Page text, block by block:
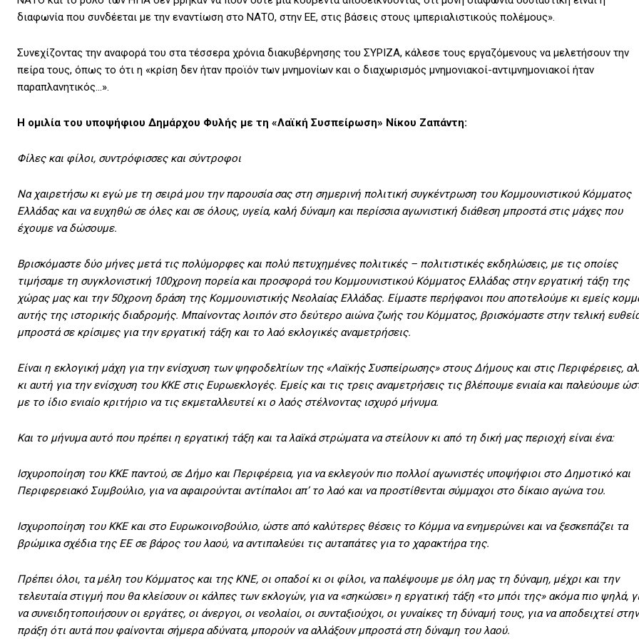
διαφωνία που συνδέεται με την εναντίωση στο ΝΑΤΟ, στην ΕΕ, στις βάσεις στους ιμπεριαλιστικούς πολέμους».
Συνεχίζοντας την αναφορά του στα τέσσερα χρόνια διακυβέρνησης του ΣΥΡΙΖΑ, κάλεσε τους εργαζόμενους να μελετήσουν την
πείρα τους, όπως το ότι η «κρίση δεν ήταν προϊόν των μνημονίων και ο διαχωρισμός μνημονιακοί-αντιμνημονιακοί ήταν
παραπλανητικός…».
Η ομιλία του υποψήφιου Δημάρχου Φυλής με τη «Λαϊκή Συσπείρωση» Νίκου Ζαπάντη:
Φίλες και φίλοι, συντρόφισσες και σύντροφοι
Nα χαιρετήσω κι εγώ με τη σειρά μου την παρουσία σας στη σημερινή πολιτική συγκέντρωση του Κομμουνιστικού Κόμματος
Ελλάδας και να ευχηθώ σε όλες και σε όλους, υγεία, καλή δύναμη και περίσσια αγωνιστική διάθεση μπροστά στις μάχες που
έχουμε να δώσουμε.
Βρισκόμαστε δύο μήνες μετά τις πολύμορφες και πολύ πετυχημένες πολιτικές – πολιτιστικές εκδηλώσεις, με τις οποίες
τιμήσαμε τη συγκλονιστική 100χρονη πορεία και προσφορά του Κομμουνιστικού Κόμματος Ελλάδας στην εργατική τάξη της
χώρας μας και την 50χρονη δράση της Κομμουνιστικής Νεολαίας Ελλάδας. Είμαστε περήφανοι που αποτελούμε κι εμείς
αυτής της ιστορικής διαδρομής. Μπαίνοντας λοιπόν στο δεύτερο αιώνα ζωής του Κόμματος, βρισκόμαστε στην τελική
μπροστά σε κρίσιμες για την εργατική τάξη και το λαό εκλογικές αναμετρήσεις.
Είναι η εκλογική μάχη για την ενίσχυση των ψηφοδελτίων της «Λαϊκής Συσπείρωσης» στους Δήμους και στις Περιφέρειες,
κι αυτή για την ενίσχυση του ΚΚΕ στις Ευρωεκλογές. Εμείς και τις τρεις αναμετρήσεις τις βλέπουμε ενιαία και παλεύουμε
με το ίδιο ενιαίο κριτήριο να τις εκμεταλλευτεί κι ο λαός στέλνοντας ισχυρό μήνυμα.
Και το μήνυμα αυτό που πρέπει η εργατική τάξη και τα λαϊκά στρώματα να στείλουν κι από τη δική μας περιοχή είναι ένα:
Ισχυροποίηση του ΚΚΕ παντού, σε Δήμο και Περιφέρεια, για να εκλεγούν πιο πολλοί αγωνιστές υποψήφιοι στο Δημοτικό και
Περιφερειακό Συμβούλιο, για να αφαιρούνται αντίπαλοι απ’ το λαό και να προστίθενται σύμμαχοι στο δίκαιο αγώνα του.
Ισχυροποίηση του ΚΚΕ και στο Ευρωκοινοβούλιο, ώστε από καλύτερες θέσεις το Κόμμα να ενημερώνει και να ξεσκεπάζει τα
βρώμικα σχέδια της ΕΕ σε βάρος του λαού, να αντιπαλεύει τις αυταπάτες για το χαρακτήρα της.
Πρέπει όλοι, τα μέλη του Κόμματος και της ΚΝΕ, οι οπαδοί κι οι φίλοι, να παλέψουμε με όλη μας τη δύναμη, μέχρι και την
τελευταία στιγμή που θα κλείσουν οι κάλπες των εκλογών, για να «σηκώσει» η εργατική τάξη «το μπόι της» ακόμα πιο ψηλά,
να συνειδητοποιήσουν οι εργάτες, οι άνεργοι, οι νεολαίοι, οι συνταξιούχοι, οι γυναίκες τη δύναμή τους, για να αποδειχτεί στην
πράξη ότι αυτά που φαίνονται σήμερα αδύνατα, μπορούν να αλλάξουν μπροστά στη δύναμη του λαού.